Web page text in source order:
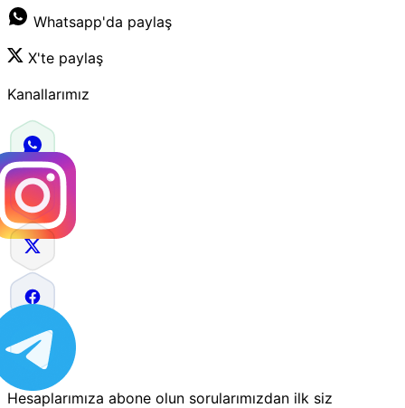
Whatsapp'da paylaş
X'te paylaş
Kanallarımız
Hesaplarımıza abone olun sorularımızdan ilk siz